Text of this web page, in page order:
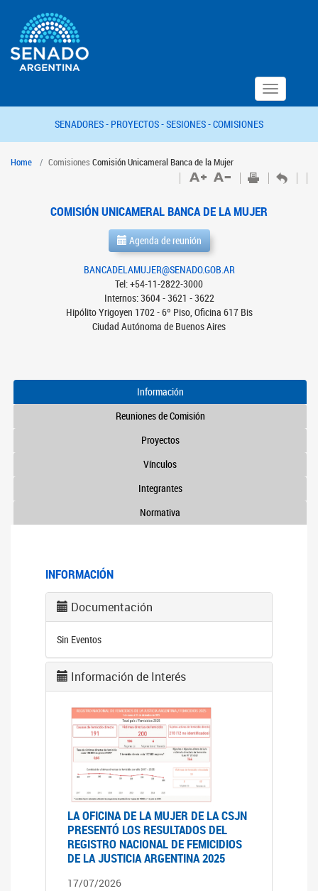
Toggle
navigation
SENADORES - PROYECTOS -SESIONES -COMISIONES
Home Comisiones Comisión Unicameral Banca de la Mujer
COMISIÓN UNICAMERAL BANCA DE LA MUJER
Agenda de reunión
BANCADELAMUJER@SENADO.GOB.AR
Tel: +54-11-2822-3000
Internos: 3604 - 3621 - 3622
Hipólito Yrigoyen 1702 - 6º Piso, Oficina 617 Bis
Ciudad Autónoma de Buenos Aires
Información
Reuniones de Comisión
Proyectos
Vínculos
Integrantes
Normativa
INFORMACIÓN
Documentación
Sin Eventos
Información de Interés
LA OFICINA DE LA MUJER DE LA CSJN
PRESENTÓ LOS RESULTADOS DEL
REGISTRO NACIONAL DE FEMICIDIOS
DE LA JUSTICIA ARGENTINA 2025
17/07/2026